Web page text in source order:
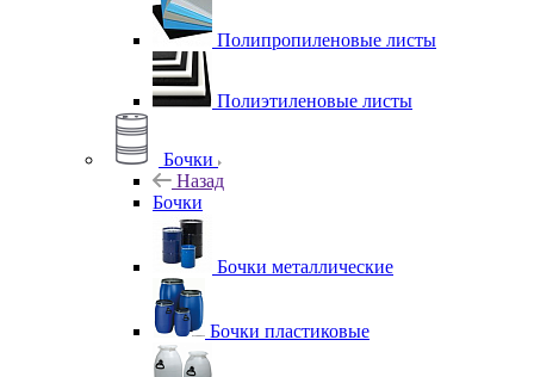
Полипропиленовые листы
Полиэтиленовые листы
Бочки
Назад
Бочки
Бочки металлические
Бочки пластиковые